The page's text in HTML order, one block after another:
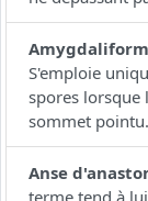
S'emploie
spores lorsque
sommet pointu.
Anse